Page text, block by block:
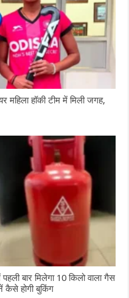
महिला हॉकी टीम में मिली जगह,
बार मिलेगा 10 किलो वाला गैस
कैसे होगी बुकिंग